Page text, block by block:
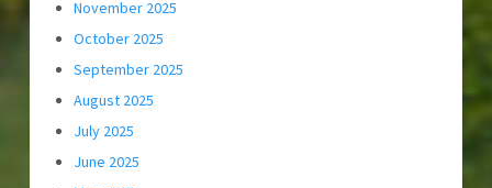
November 2025
October 2025
September 2025
August 2025
July 2025
June 2025